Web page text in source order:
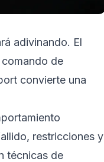
adivinando. El
de
convierte una
restricciones y
técnicas de